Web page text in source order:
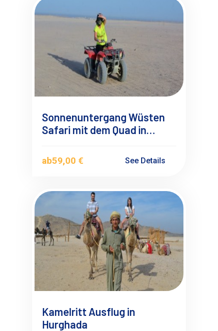
Sonnenuntergang Wüsten
Safari mit dem Quad in
ab59,00 € See Details
Kamelritt Ausflug in
Hurghada